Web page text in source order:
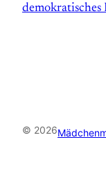
© 2026